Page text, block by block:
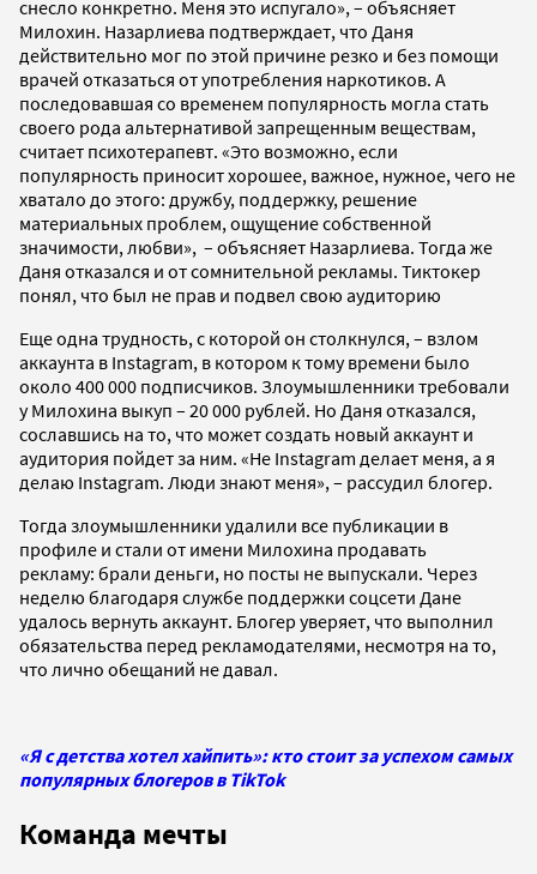
снесло конкретно. Меня это испугало», – объясняет
Милохин. Назарлиева подтверждает, что Даня
действительно мог по этой причине резко и без помощи
врачей отказаться от употребления наркотиков. А
последовавшая со временем популярность могла стать
своего рода альтернативой запрещенным веществам,
считает психотерапевт. «Это возможно, если
популярность приносит хорошее, важное, нужное, чего не
хватало до этого: дружбу, поддержку, решение
материальных проблем, ощущение собственной
значимости, любви», – объясняет Назарлиева. Тогда же
Даня отказался и от сомнительной рекламы. Тиктокер
понял, что был не прав и подвел свою аудиторию
Еще одна трудность, с которой он столкнулся, – взлом
аккаунта в Instagram, в котором к тому времени было
около 400 000 подписчиков. Злоумышленники требовали
у Милохина выкуп – 20 000 рублей. Но Даня отказался,
сославшись на то, что может создать новый аккаунт и
аудитория пойдет за ним. «Не Instagram делает меня, а я
делаю Instagram. Люди знают меня», – рассудил блогер.
Тогда злоумышленники удалили все публикации в
профиле и стали от имени Милохина продавать
рекламу: брали деньги, но посты не выпускали. Через
неделю благодаря службе поддержки соцсети Дане
удалось вернуть аккаунт. Блогер уверяет, что выполнил
обязательства перед рекламодателями, несмотря на то,
что лично обещаний не давал.
«Я с детства хотел хайпить»: кто стоит за успехом самых
популярных блогеров в TikTok
Команда мечты